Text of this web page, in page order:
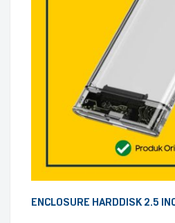
ENCLOSURE HARDDISK 2.5